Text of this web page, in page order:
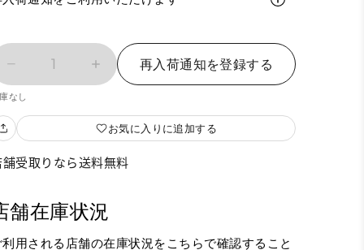
1 再入荷通知を登録する
なし
お気に入りに追加する
舗受取りなら送料無料
舗在庫状況
利用される店舗の在庫状況をこちらで確認すること